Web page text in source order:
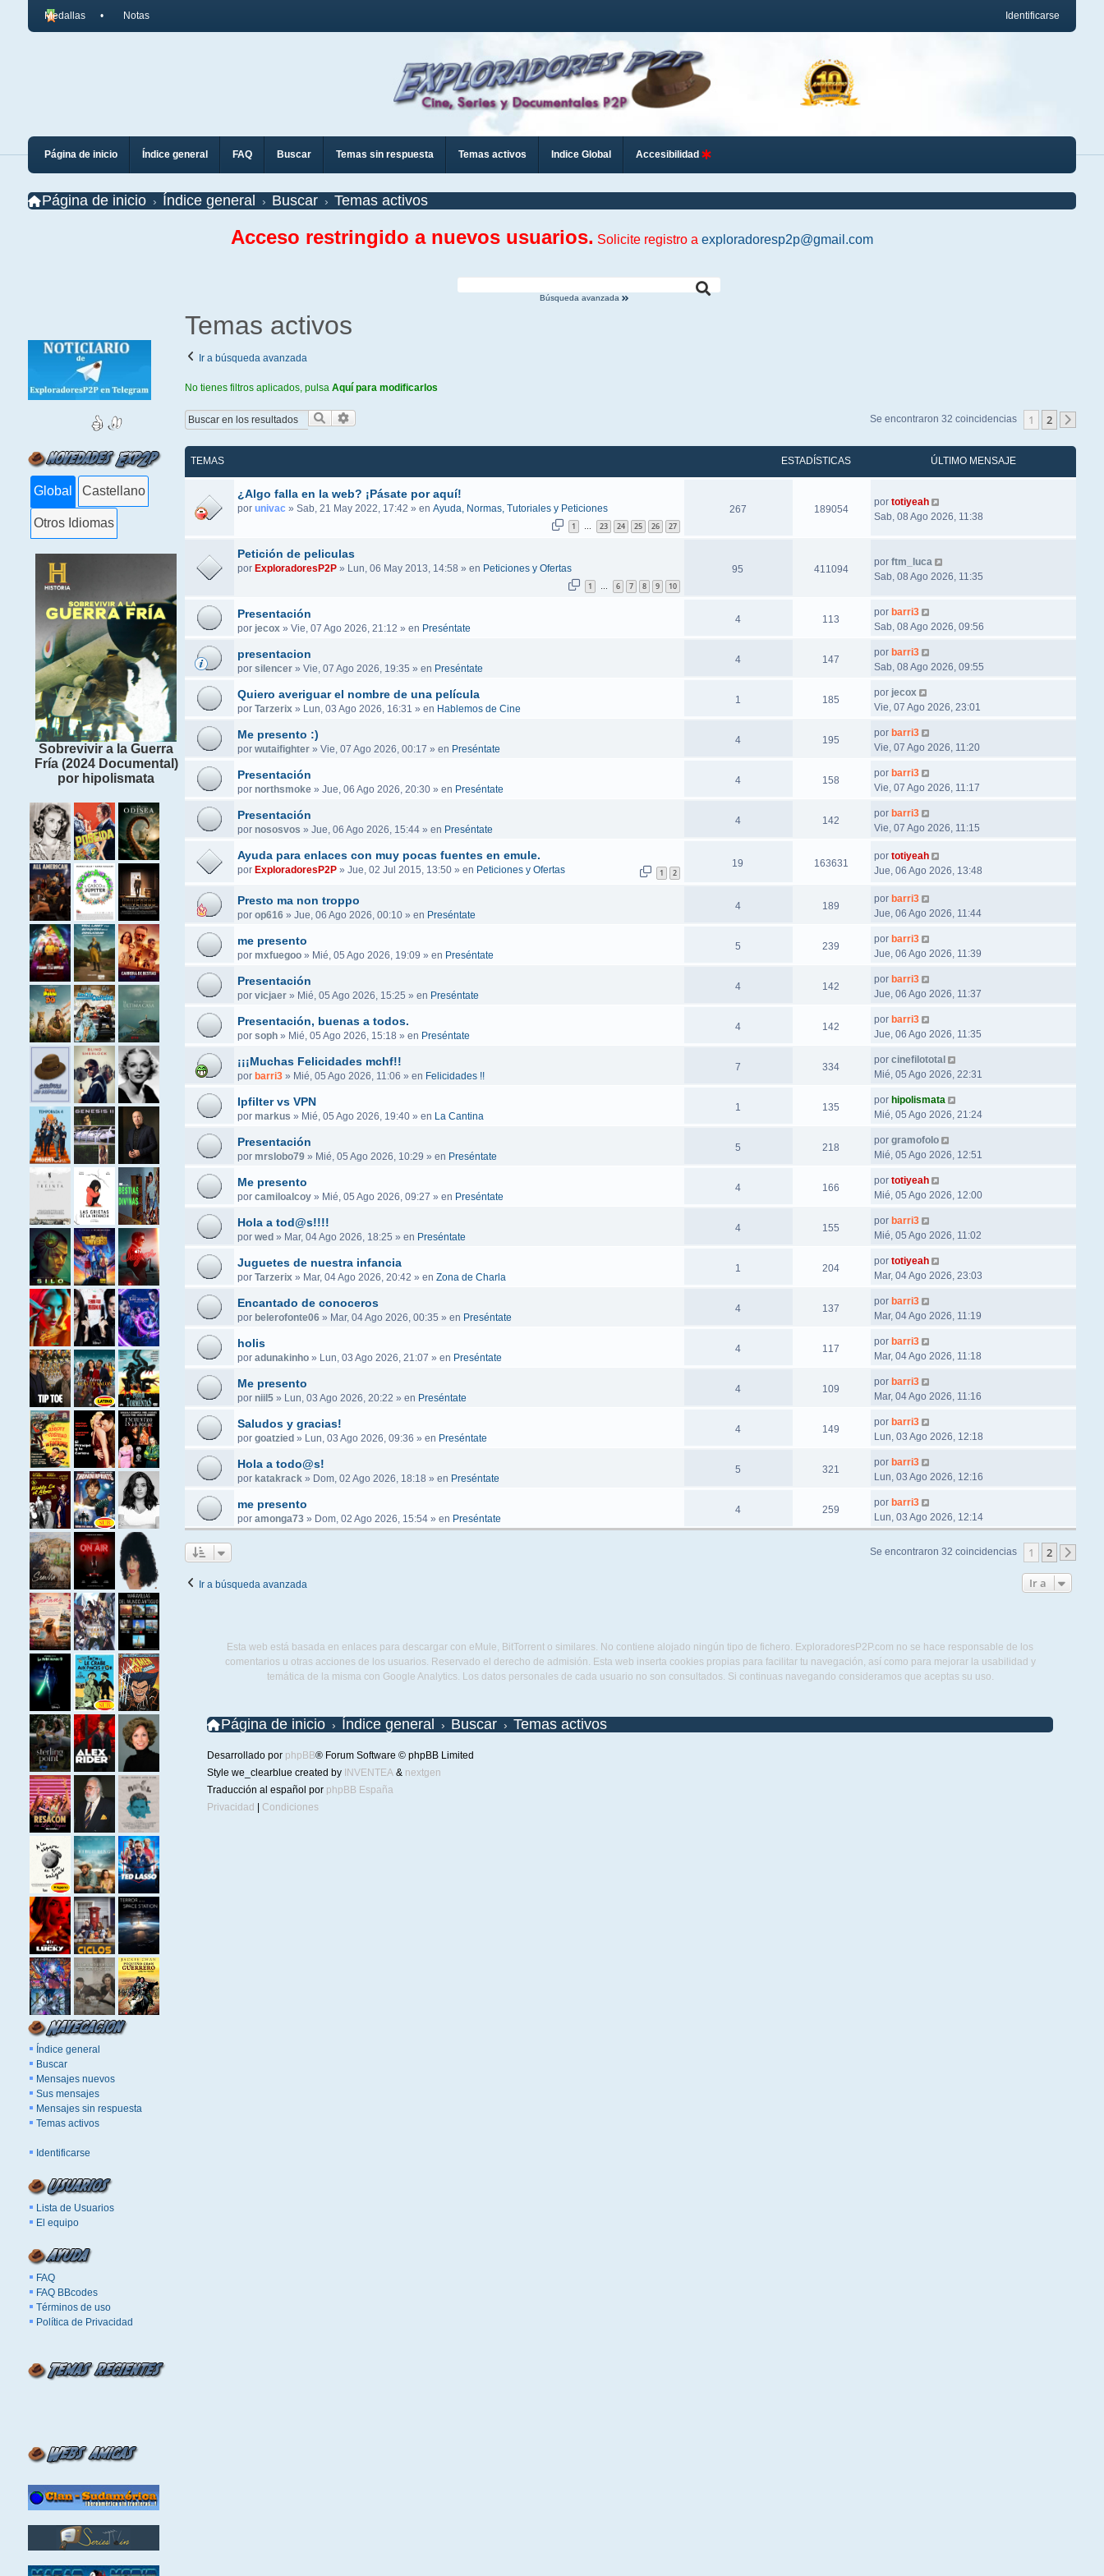
Identificarse
Medallas Notas
Página de inicio Índice general FAQ Buscar Temas sin respuesta Temas activos Indice Global Accesibilidad
Página de inicio Índice general Buscar Temas activos
Acceso restringido a nuevos usuarios. Solicite registro a exploradoresp2p@gmail.com
Búsqueda avanzada
Global Castellano
Otros Idiomas
Sobrevivir a la Guerra
Fría (2024 Documental)
por hipolismata
Índice general
Buscar
Mensajes nuevos
Sus mensajes
Mensajes sin respuesta
Temas activos
Identificarse
Lista de Usuarios
El equipo
FAQ
FAQ BBcodes
Términos de uso
Política de Privacidad
Temas activos
Ir a búsqueda avanzada
No tienes filtros aplicados, pulsa Aquí para modificarlos
Buscar Se encontraron 32 coincidencias 1 2
TEMAS ESTADÍSTICAS ÚLTIMO MENSAJE
¿Algo falla en la web? ¡Pásate por aquí!
por univac» Sab, 21 May 2022, 17:42 » en Ayuda, Normas, Tutoriales y Peticiones
1 23 24 25 26 27
267 189054
por totiyeah
Sab, 08 Ago 2026, 11:38
Petición de peliculas
por ExploradoresP2P» Lun, 06 May 2013, 14:58 » en Peticiones y Ofertas
1 6 7 8 9 10
95 411094
por ftm_luca
Sab, 08 Ago 2026, 11:35
Presentación
por jecox» Vie, 07 Ago 2026, 21:12 » en Preséntate
4 113
por barri3
Sab, 08 Ago 2026, 09:56
presentacion
por silencer» Vie, 07 Ago 2026, 19:35 » en Preséntate
4 147
por barri3
Sab, 08 Ago 2026, 09:55
Quiero averiguar el nombre de una película
por Tarzerix» Lun, 03 Ago 2026, 16:31 » en Hablemos de Cine
1 185
por jecox
Vie, 07 Ago 2026, 23:01
Me presento :)
por wutaifighter» Vie, 07 Ago 2026, 00:17 » en Preséntate
4 195
por barri3
Vie, 07 Ago 2026, 11:20
Presentación
por northsmoke» Jue, 06 Ago 2026, 20:30» en Preséntate
4 158
por barri3
Vie, 07 Ago 2026, 11:17
Presentación
por nososvos » Jue, 06 Ago 2026, 15:44» en Preséntate
4 142
por barri3
Vie, 07 Ago 2026, 11:15
Ayuda para enlaces con muy pocas fuentes en emule.
por ExploradoresP2P» Jue, 02 Jul 2015, 13:50» en Peticiones y Ofertas 1 2
19 163631
por totiyeah
Jue, 06 Ago 2026, 13:48
Presto ma non troppo
por op616 » Jue, 06 Ago 2026, 00:10» en Preséntate
4 189
por barri3
Jue, 06 Ago 2026, 11:44
me presento
por mxfuegoo» Mié, 05 Ago 2026, 19:09 » en Preséntate
5 239
por barri3
Jue, 06 Ago 2026, 11:39
Presentación
por vicjaer» Mié, 05 Ago 2026, 15:25 » en Preséntate
4 142
por barri3
Jue, 06 Ago 2026, 11:37
Presentación, buenas a todos.
por soph» Mié, 05 Ago 2026, 15:18 » en Preséntate
4 142
por barri3
Jue, 06 Ago 2026, 11:35
¡¡¡Muchas Felicidades mchf!!
por barri3» Mié, 05 Ago 2026, 11:06 » en Felicidades !!
7 334
por cinefilototal
Mié, 05 Ago 2026, 22:31
Ipfilter vs VPN
por markus » Mié, 05 Ago 2026, 19:40» en La Cantina
1 135
por hipolismata
Mié, 05 Ago 2026, 21:24
Presentación
por mrslobo79» Mié, 05 Ago 2026, 10:29 » en Preséntate
5 218
por gramofolo
Mié, 05 Ago 2026, 12:51
Me presento
por camiloalcoy» Mié, 05 Ago 2026, 09:27 » en Preséntate
4 166
por totiyeah
Mié, 05 Ago 2026, 12:00
Hola a tod@s!!!!
por wed » Mar, 04 Ago 2026, 18:25 » en Preséntate
4 155
por barri3
Mié, 05 Ago 2026, 11:02
Juguetes de nuestra infancia
por Tarzerix» Mar, 04 Ago 2026, 20:42 » en Zona de Charla
1 204
por totiyeah
Mar, 04 Ago 2026, 23:03
Encantado de conoceros
por belerofonte06 » Mar, 04 Ago 2026, 00:35 » en Preséntate
4 137
por barri3
Mar, 04 Ago 2026, 11:19
holis
por adunakinho» Lun, 03 Ago 2026, 21:07 » en Preséntate
4 117
por barri3
Mar, 04 Ago 2026, 11:18
Me presento
por niil5» Lun, 03 Ago 2026, 20:22 » en Preséntate
4 109
por barri3
Mar, 04 Ago 2026, 11:16
Saludos y gracias!
por goatzied » Lun, 03 Ago 2026, 09:36 » en Preséntate
4 149
por barri3
Lun, 03 Ago 2026, 12:18
Hola a todo@s!
por katakrack» Dom, 02 Ago 2026, 18:18 » en Preséntate
5 321
por barri3
Lun, 03 Ago 2026, 12:16
me presento
por amonga73» Dom, 02 Ago 2026, 15:54» en Preséntate
4 259
por barri3
Lun, 03 Ago 2026, 12:14
Se encontraron 32 coincidencias 1 2
Ir a búsqueda avanzada Ir a
Esta web está basada en enlaces para descargar con eMule, BitTorrent o similares. No contiene alojado ningún tipo de fichero. ExploradoresP2P.com no se hace responsable de los
comentarios u otras acciones de los usuarios. Reservado el derecho de admisión. Esta web inserta cookies propias para facilitar tu navegación, así como para mejorar la usabilidad y
temática de la misma con Google Analytics. Los datos personales de cada usuario no son consultados. Si continuas navegando consideramos que aceptas su uso.
Página de inicio Índice general Buscar Temas activos
Desarrollado por phpBB® Forum Software © phpBB Limited
Style we_clearblue created by INVENTEA& nextgen
Traducción al español por phpBB España
Privacidad
Condiciones